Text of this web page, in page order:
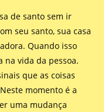
de santo sem ir
seu santo, sua casa
Quando isso
na vida da pessoa.
que as coisas
momento é a
uma mudança